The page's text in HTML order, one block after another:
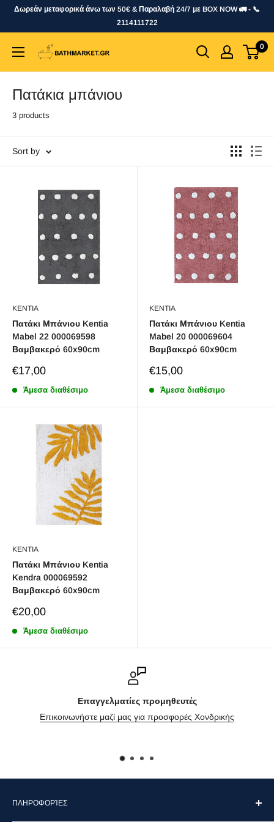
SkipΔωρεάν μεταφορικά άνω των 50€ & Παραλαβή 24/7 με BOX NOW 🚛 - 📞
2114111722
bathmarket.gr 0
Πατάκια μπάνιου
3 products
Sort by
KENTIA
Πατάκι Μπάνιου Kentia
Mabel 22 000069598
Βαμβακερό 60x90cm
Sale
€17,00
Άμεσα διαθέσιμο
KENTIA
Πατάκι Μπάνιου Kentia
Mabel 20 000069604
Βαμβακερό 60x90cm
Sale
€15,00
Άμεσα διαθέσιμο
KENTIA
Πατάκι Μπάνιου Kentia
Kendra 000069592
Βαμβακερό 60x90cm
Sale
€20,00
Άμεσα διαθέσιμο
Επαγγελματίες προμηθευτές
Επικοινωνήστε μαζί μας για προσφορές Χονδρικής
ΠΛΗΡΟΦΟΡΊΕΣ